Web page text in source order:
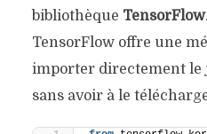
bibliothèque TensorFlow.
TensorFlow offre une
importer directement le
sans avoir à le